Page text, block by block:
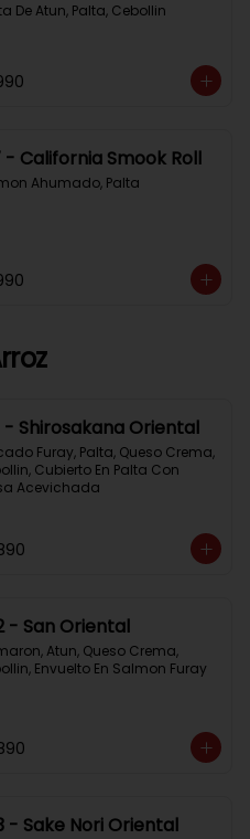
De Atun, Palta, Cebollin
- California Smook Roll
Ahumado, Palta
- Shirosakana Oriental
Furay, Palta, Queso Crema,
Cubierto En Palta Con
Acevichada
- San Oriental
Atun, Queso Crema,
Envuelto En Salmon Furay
- Sake Nori Oriental